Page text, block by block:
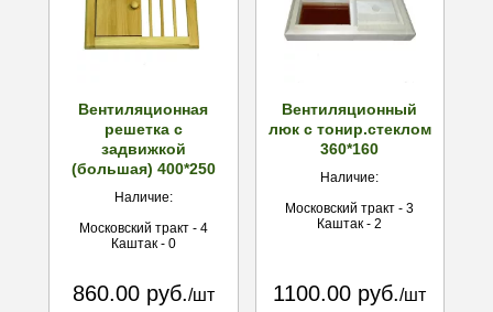
Вентиляционная
решетка с
задвижкой
(большая) 400*250
Наличие:
Московский тракт - 4
Каштак - 0
860.00 руб./шт
Вентиляционный
люк с тонир.стеклом
360*160
Наличие:
Московский тракт - 3
Каштак - 2
1100.00 руб./шт